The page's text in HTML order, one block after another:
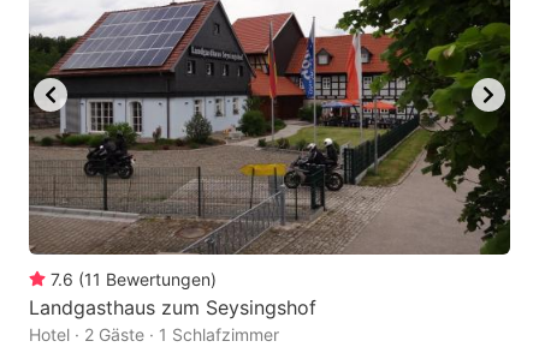
7.6 (11 Bewertungen)
Landgasthaus zum Seysingshof
Hotel · 2 Gäste · 1 Schlafzimmer